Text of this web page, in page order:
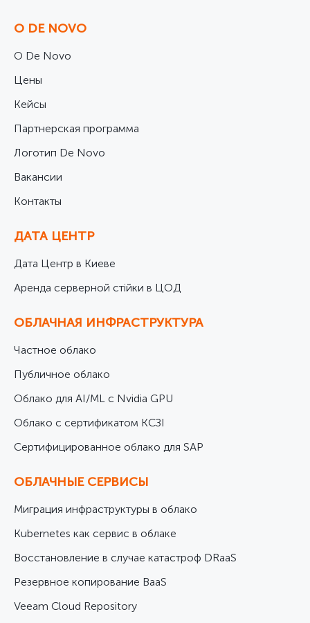
О DE NOVO
О De Novo
Цены
Кейсы
Партнерская программа
Логотип De Novo
Вакансии
Контакты
ДАТА ЦЕНТР
Дата Центр в Киеве
Аренда серверной стійки в ЦОД
ОБЛАЧНАЯ ИНФРАСТРУКТУРА
Частное облако
Публичное облако
Облако для AI/ML с Nvidia GPU
Облако с сертификатом КСЗІ
Cертифицированное облако для SAP
ОБЛАЧНЫЕ СЕРВИСЫ
Миграция инфраструктуры в облако
Kubernetes как сервис в облаке
Восстановление в случае катастроф DRaaS
Резервное копирование BaaS
Veeam Cloud Repository